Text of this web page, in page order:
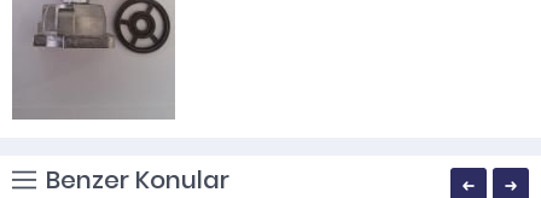
Benzer Konular